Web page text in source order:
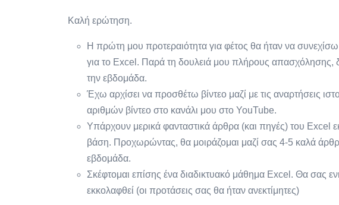
Καλή ερώτηση.
Η πρώτη μου προτεραιότητα για φέτος θα ήταν να
για το Excel. Παρά τη δουλειά μου πλήρους απασχόλησης,
την εβδομάδα.
Έχω αρχίσει να προσθέτω βίντεο μαζί με τις αναρτήσεις
αριθμών βίντεο στο κανάλι μου στο YouTube.
Υπάρχουν μερικά φανταστικά άρθρα (και πηγές) του Excel
βάση. Προχωρώντας, θα μοιράζομαι μαζί σας 4-5 καλά
εβδομάδα.
Σκέφτομαι επίσης ένα διαδικτυακό μάθημα Excel. Θα σας
εκκολαφθεί (οι προτάσεις σας θα ήταν ανεκτίμητες)